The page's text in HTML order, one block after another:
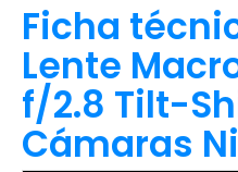
Ficha
Lente
f/2.8 Tilt-
Cámaras